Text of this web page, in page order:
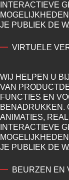
INTERACTIEVE
JE PUBLIEK DE
VIRTUELE
WIJ HELPEN U
VAN
FUNCTIES EN
BENADRUKKEN.
ANIMATIES,
INTERACTIEVE
JE PUBLIEK DE
BEURZEN EN